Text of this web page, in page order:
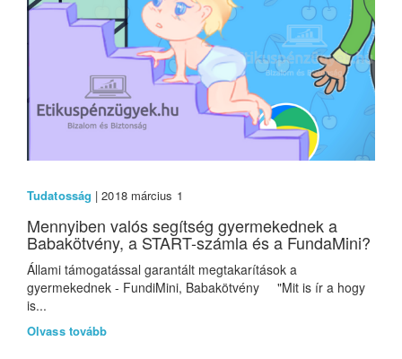
Tudatosság | 2018 március 1
Mennyiben valós segítség gyermekednek a
Babakötvény, a START-számla és a FundaMini?
Állami támogatással garantált megtakarítások a
gyermekednek - FundiMini, Babakötvény "Mit is ír a hogy
is...
Olvass tovább